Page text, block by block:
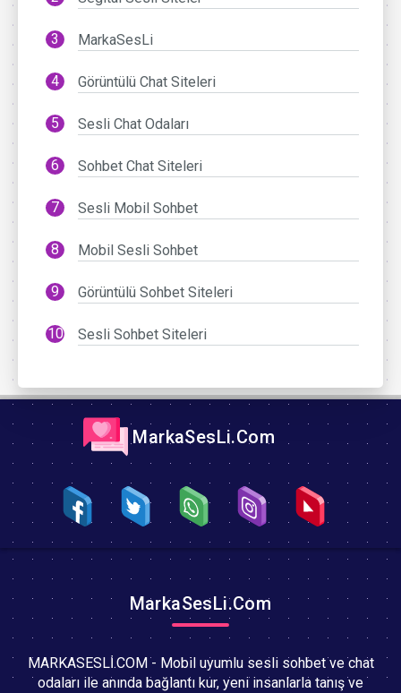
MarkaSesLi
Görüntülü Chat Siteleri
Sesli Chat Odaları
Sohbet Chat Siteleri
Sesli Mobil Sohbet
Mobil Sesli Sohbet
Görüntülü Sohbet Siteleri
Sesli Sohbet Siteleri
MarkaSesLi.Com
MarkaSesLi.Com
MARKASESLİ.COM - Mobil uyumlu sesli sohbet ve chat
odaları ile anında bağlantı kur, yeni insanlarla tanış ve